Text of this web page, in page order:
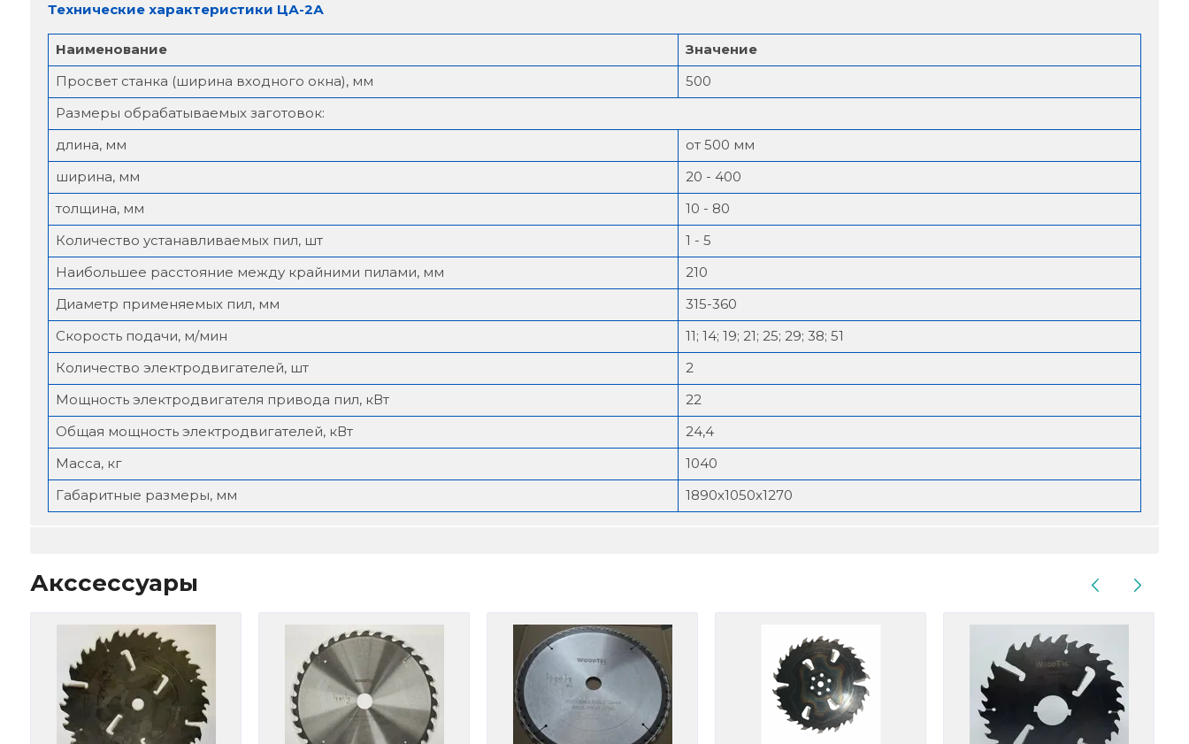
Технические характеристики ЦА-2А
Наименование
Значение
Просвет станка (ширина входного окна), мм
500
Размеры обрабатываемых заготовок:
длина, мм
от 500 мм
ширина, мм
20 - 400
толщина, мм
10 - 80
Количество устанавливаемых пил, шт
1 - 5
Наибольшее расстояние между крайними пилами, мм
210
Диаметр применяемых пил, мм
315-360
Скорость подачи, м/мин
11; 14; 19; 21; 25; 29; 38; 51
Количество электродвигателей, шт
2
Мощность электродвигателя привода пил, кВт
22
Общая мощность электродвигателей, кВт
24,4
Масса, кг
1040
Габаритные размеры, мм
1890х1050х1270
Акссессуары